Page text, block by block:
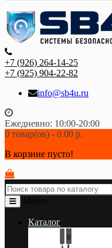
+7 (926) 264-14-25
+7 (925) 904-22-82
info@sb4u.ru
Ежедневно: 10:00-20:00
0 товар(ов) - 0.00 р.
В корзине пусто!
Каталог